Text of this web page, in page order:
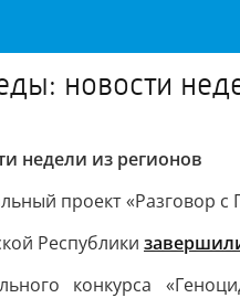
новости
недели из регионов
проект «Разговор с
Республики
конкурса